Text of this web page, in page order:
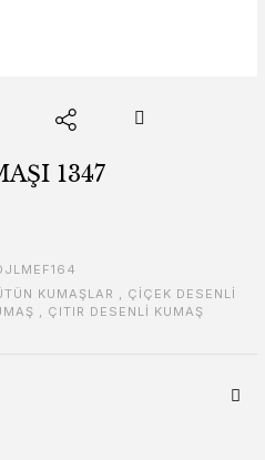
1347
KUMAŞLAR , ÇİÇEK DESENLİ
, ÇITIR DESENLİ KUMAŞ